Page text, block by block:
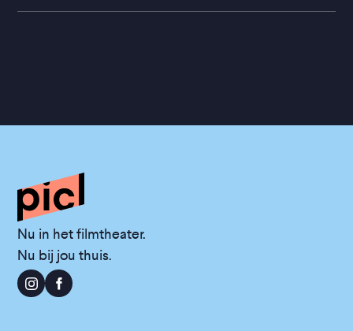
Nu in het filmtheater.
Nu bij jou thuis.